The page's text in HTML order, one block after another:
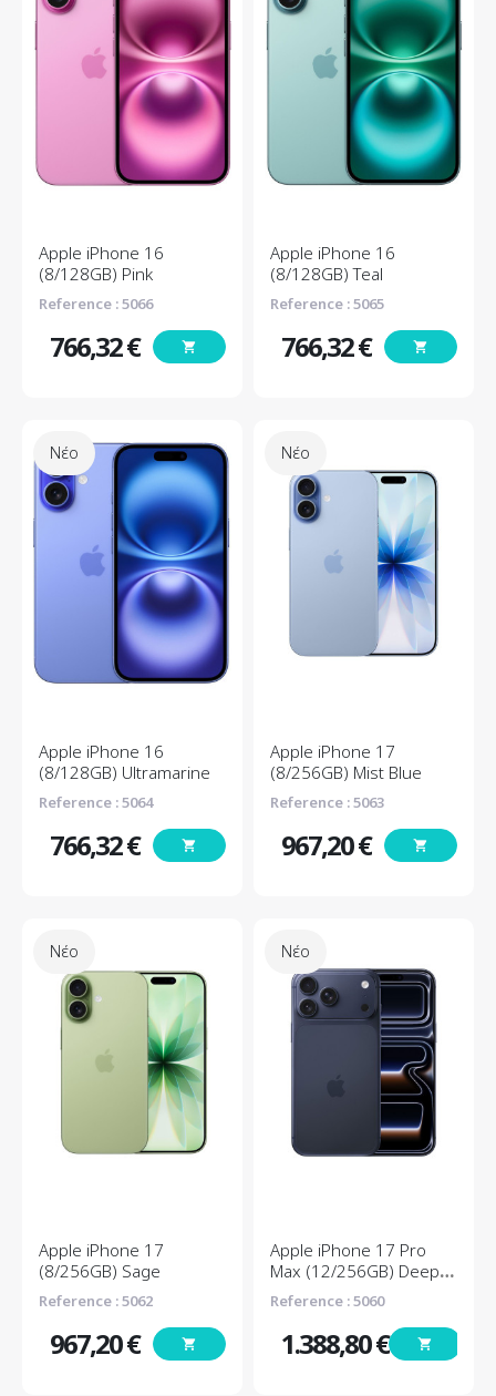
Apple iPhone 16
(8/128GB) Pink
Reference : 5066
Τιμή
766,32 € shopping_cart
Apple iPhone 16
(8/128GB) Teal
Reference : 5065
Τιμή
766,32 € shopping_cart
Νέο
Apple iPhone 16
(8/128GB) Ultramarine
Reference : 5064
Τιμή
766,32 € shopping_cart
Νέο
Apple iPhone 17
(8/256GB) Mist Blue
Reference : 5063
Τιμή
967,20 € shopping_cart
Νέο
Apple iPhone 17
(8/256GB) Sage
Reference : 5062
Τιμή
967,20 € shopping_cart
Νέο
Apple iPhone 17 Pro
Max (12/256GB) Deep
Blue
Reference : 5060
Τιμή
1.388,80 € shopping_cart